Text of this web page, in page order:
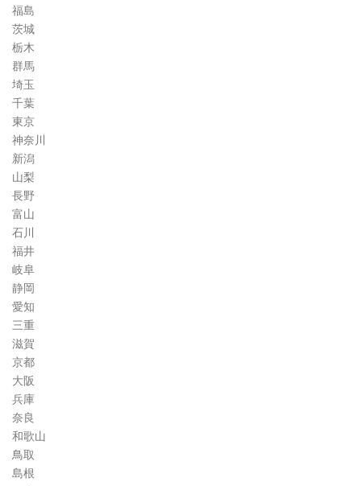
福島
茨城
栃木
群馬
埼玉
千葉
東京
神奈川
新潟
山梨
長野
富山
石川
福井
岐阜
静岡
愛知
三重
滋賀
京都
大阪
兵庫
奈良
和歌山
鳥取
島根